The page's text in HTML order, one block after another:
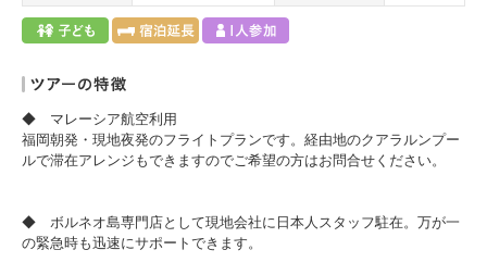
◆ マレーシア航空利用
福岡朝発・現地夜発のフライトプランです。経由地のクアラルンプー
ルで滞在アレンジもできますのでご希望の方はお問合せください。
◆ ボルネオ島専門店として現地会社に日本人スタッフ駐在。万が一
の緊急時も迅速にサポートできます。